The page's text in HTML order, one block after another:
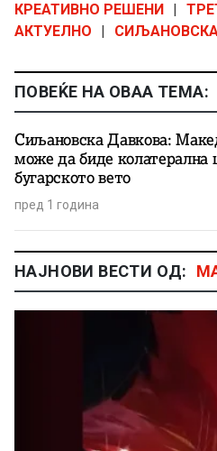
КРЕАТИВНО РЕШЕНИ |
АКТУЕЛНО
|
ПОВЕЌЕ НА ОВАА ТЕМА:
Сиљановска Давкова:
може да биде колатерална
бугарското вето
пред 1 година
НАЈНОВИ ВЕСТИ ОД: